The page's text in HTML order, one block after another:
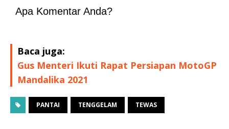
Apa Komentar Anda?
Baca juga:
Gus Menteri Ikuti Rapat Persiapan MotoGP
Mandalika 2021
PANTAI TENGGELAM TEWAS